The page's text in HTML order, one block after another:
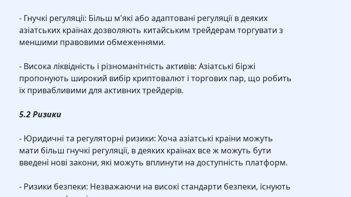
- Гнучкі регуляції: Більш м'які або адаптовані регуляції в деяких
азіатських країнах дозволяють китайським трейдерам торгувати з
меншими правовими обмеженнями.
- Висока ліквідність і різноманітність активів: Азіатські біржі
пропонують широкий вибір криптовалют і торгових пар, що робить
їх привабливими для активних трейдерів.
5.2 Ризики
- Юридичні та регуляторні ризики: Хоча азіатські країни можуть
мати більш гнучкі регуляції, в деяких країнах все ж можуть бути
введені нові закони, які можуть вплинути на доступність платформ.
- Ризики безпеки: Незважаючи на високі стандарти безпеки, існують